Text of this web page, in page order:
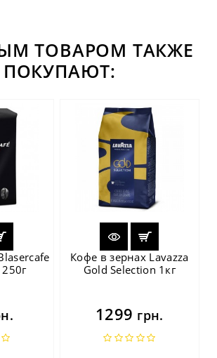
ТОВАРОМ ТАКЖЕ
ПОКУПАЮТ:
Кофе в зернах Lavazza
Gold Selection 1кг
1299 грн.